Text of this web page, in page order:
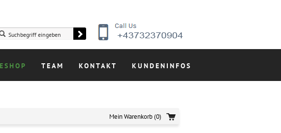
TEAM KONTAKT KUNDENINFOS
Mein Warenkorb(0)